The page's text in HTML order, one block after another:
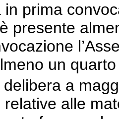
in prima
presente
un
delibera a
alle